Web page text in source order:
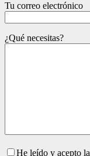
Tu correo electrónico
¿Qué necesitas?
He leído y acepto la